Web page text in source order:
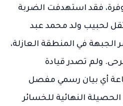
فقد استهدفت الضربة
لحبيب ولد محمد عبد
الجبهة في المنطقة العازلة،
ولم تصدر قيادة
أي بيان رسمي مفصل
النهائية للخسائر